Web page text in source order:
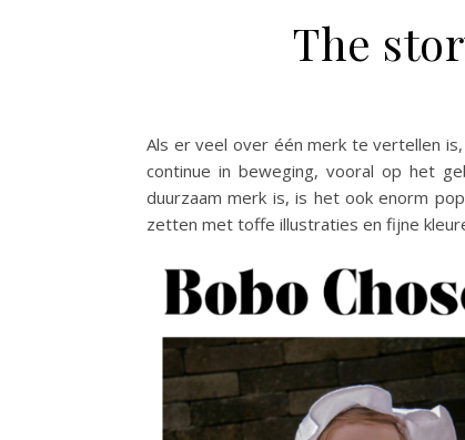
The
Als er veel over één merk te vertellen
continue in beweging, vooral op het
duurzaam merk is, is het ook enorm
zetten met toffe illustraties en fijne